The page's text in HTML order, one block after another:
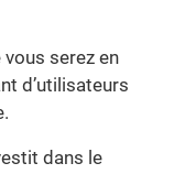
vous serez en
d’utilisateurs
dans le